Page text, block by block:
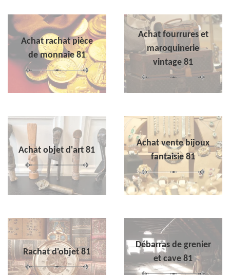
Achat rachat pièce
de monnaie 81
Achat fourrures et
maroquinerie
vintage 81
Achat objet d'art 81
Achat vente bijoux
fantaisie 81
Rachat d'objet 81
Débarras de grenier
et cave 81